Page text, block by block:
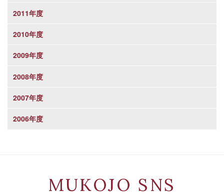
2011年度
2010年度
2009年度
2008年度
2007年度
2006年度
MUKOJO SNS